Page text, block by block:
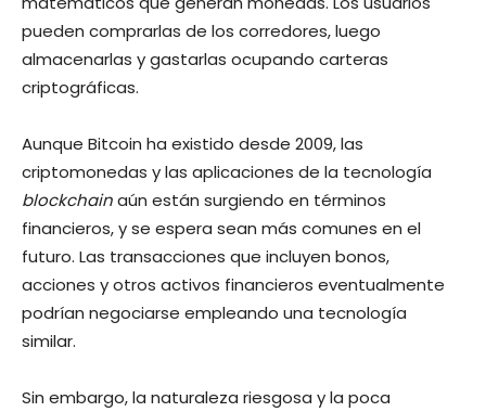
pueden comprarlas de los corredores, luego
almacenarlas y gastarlas ocupando carteras
criptográficas.
Aunque Bitcoin ha existido desde 2009, las
criptomonedas y las aplicaciones de la tecnología
blockchainaún están surgiendo en términos
financieros, y se espera sean más comunes en el
futuro. Las transacciones que incluyen bonos,
acciones y otros activos financieros eventualmente
podrían negociarse empleando una tecnología
similar.
Sin embargo, la naturaleza riesgosa y la poca